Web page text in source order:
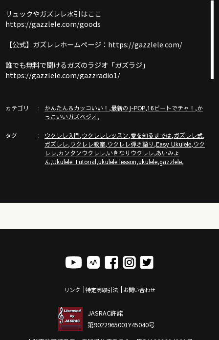
リュックやガズレレ水引はここ
https://gazzlele.com/goods
【公式】ガズレレホームページ：https://gazzlele.com/
誰でも無料で聞けるガズのラジオ「ガズラジ」
https://gazzlele.com/gazzradio1/
https://gazzlele.com/product/gazzrecipe01/
& 楽しいコミュニティ
https://gazzlele.com/gazzclub/
「ガズレレ大学」の詳細はこちら！ウクレレ技術が楽しく向
GD_HKq_ZQRHA
https://gazzlele.com/beginner/
https://gazzlele.com/gazzrecipe/
カテゴリ かんたん＆カッコいい！ ,最新のJ-POP,16ビートでチャ！ ,か
っこいいガズペジオ,
タグ ウクレレ入門,ウクレレレッスン,愛を知るまでは,ガズレレ式,
ガズレレ,ウクレレ教室,ウクレレ弾き語り ,Easy Ukulele,ウク
レレ,カンタンウクレレ,いきなりウクレレ,あいみょ
ん,Ukulele Tutorial,ukulele lesson,ukulele,gazzlele,
リンク 特定商取引法 お問い合わせ
JASRAC許諾
第9022965001Y45040号